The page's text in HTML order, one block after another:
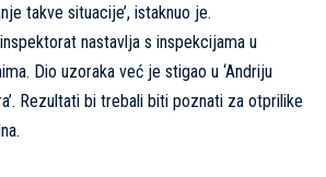
takve situacije’, istaknuo je.
nastavlja s inspekcijama u
Dio uzoraka već je stigao u ‘Andriju
Rezultati bi trebali biti poznati za otprilike